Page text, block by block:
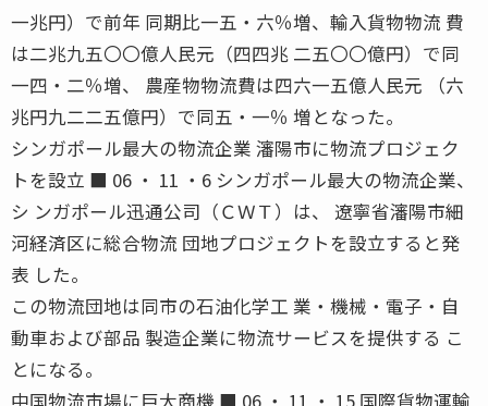
一兆円）で前年 同期比一五・六％増、輸入貨物物流 費
は二兆九五〇〇億人民元（四四兆 二五〇〇億円）で同
一四・二％増、 農産物物流費は四六一五億人民元 （六
兆円九二二五億円）で同五・一％ 増となった。
シンガポール最大の物流企業 瀋陽市に物流プロジェク
トを設立 ■ 06 ・ 11 ・6 シンガポール最大の物流企業、
シ ンガポール迅通公司（ＣＷＴ）は、 遼寧省瀋陽市細
河経済区に総合物流 団地プロジェクトを設立すると発
表 した。
この物流団地は同市の石油化学工 業・機械・電子・自
動車および部品 製造企業に物流サービスを提供する こ
とになる。
中国物流市場に巨大商機 ■ 06 ・ 11 ・ 15 国際貨物運輸